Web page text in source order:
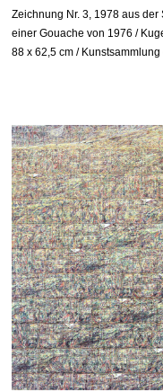
Zeichnung Nr. 3, 1978 aus
einer Gouache von 1976 /
88 x 62,5 cm /